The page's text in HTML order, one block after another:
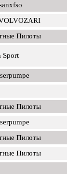
Пилоты
Sport
Пилоты
Пилоты
Пилоты